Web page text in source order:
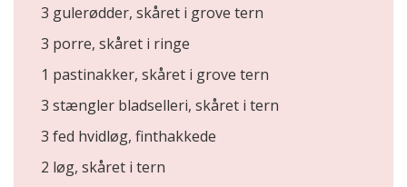
3 gulerødder, skåret i grove tern
3 porre, skåret i ringe
1 pastinakker, skåret i grove tern
3 stængler bladselleri, skåret i tern
3 fed hvidløg, finthakkede
2 løg, skåret i tern